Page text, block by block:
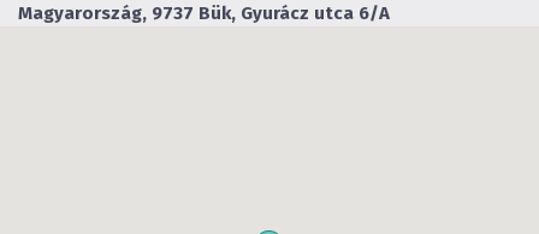
Töltsön el pár órát édes kettesben kedvesével, wellness
Magyarország, 9737 Bük, Gyurácz utca 6/A